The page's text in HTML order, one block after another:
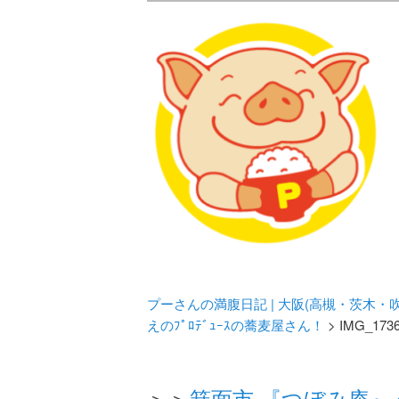
プーさんの満
豊中・箕面)
化してます。
プーさんの満腹日記 | 大阪(高槻・茨木・
えのﾌﾟﾛﾃﾞｭｰｽの蕎麦屋さん！ >